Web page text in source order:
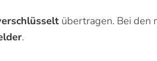
übertragen. Bei den
.